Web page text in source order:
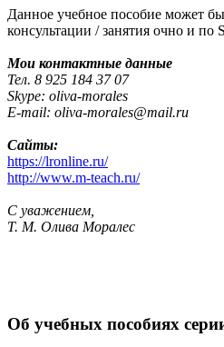
Данное учебное пособие может
консультации / занятия очно и по
Мои контактные данные
Тел. 8 925 184 37 07
Skype: oliva-morales
E-mail: oliva-morales@mail.ru
Сайты:
https://lronline.ru/
http://www.m-teach.ru/
С уважением,
Т. М. Олива Моралес
Об учебных пособиях